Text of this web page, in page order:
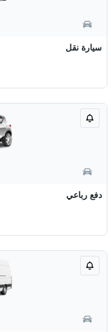
سيارة نقل
دفع رباعي